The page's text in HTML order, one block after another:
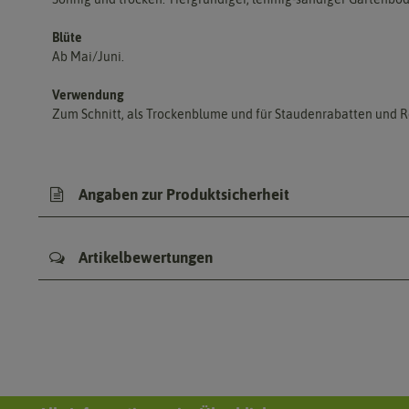
Blüte
Ab Mai/Juni.
Verwendung
Zum Schnitt, als Trockenblume und für Staudenrabatten und
Angaben zur Produktsicherheit
Artikelbewertungen